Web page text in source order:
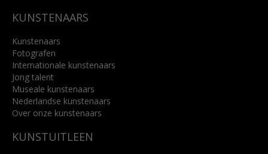
KUNSTENAARS
Kunstenaars
Fotografen
Internationale kunstenaars
Jong talent
Museale kunstenaars
Nederlandse kunstenaars
Over onze kunstenaars
KUNSTUITLEEN